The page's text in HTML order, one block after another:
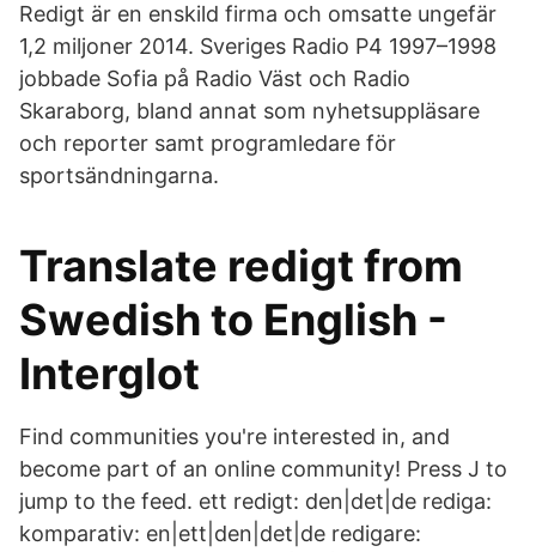
Redigt är en enskild firma och omsatte ungefär
1,2 miljoner 2014. Sveriges Radio P4 1997–1998
jobbade Sofia på Radio Väst och Radio
Skaraborg, bland annat som nyhetsuppläsare
och reporter samt programledare för
sportsändningarna.
Translate redigt from
Swedish to English -
Interglot
Find communities you're interested in, and
become part of an online community! Press J to
jump to the feed. ett redigt: den|det|de rediga:
komparativ: en|ett|den|det|de redigare: